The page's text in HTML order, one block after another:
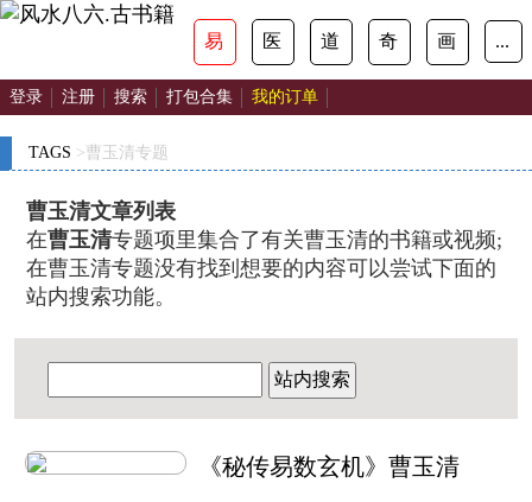
易 医 道 奇 画 ...
登录 注册 搜索 打包合集 我的订单
TAGS >曹玉清专题
曹玉清文章列表
在曹玉清专题项里集合了有关曹玉清的书籍或视频;
在曹玉清专题没有找到想要的内容可以尝试下面的
站内搜索功能。
站内搜索
《秘传易数玄机》曹玉清